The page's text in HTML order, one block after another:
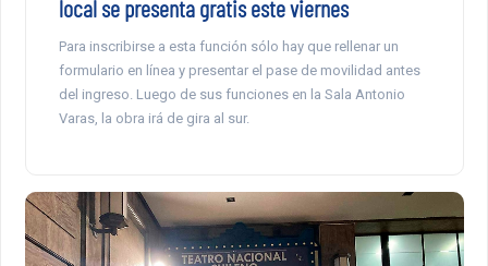
local se presenta gratis este viernes
Para inscribirse a esta función sólo hay que rellenar un
formulario en línea y presentar el pase de movilidad antes
del ingreso. Luego de sus funciones en la Sala Antonio
Varas, la obra irá de gira al sur.